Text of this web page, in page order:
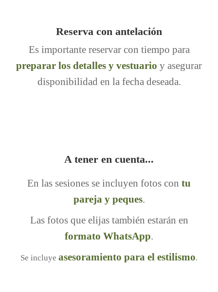
Reserva con antelación
Es importante reservar con tiempo para
preparar los detalles y vestuario y asegurar
disponibilidad en la fecha deseada.
A tener en cuenta...
En las sesiones se incluyen fotos con tu
pareja y peques.
Las fotos que elijas también estarán en
formato WhatsApp.
Se incluye asesoramiento para el estilismo.